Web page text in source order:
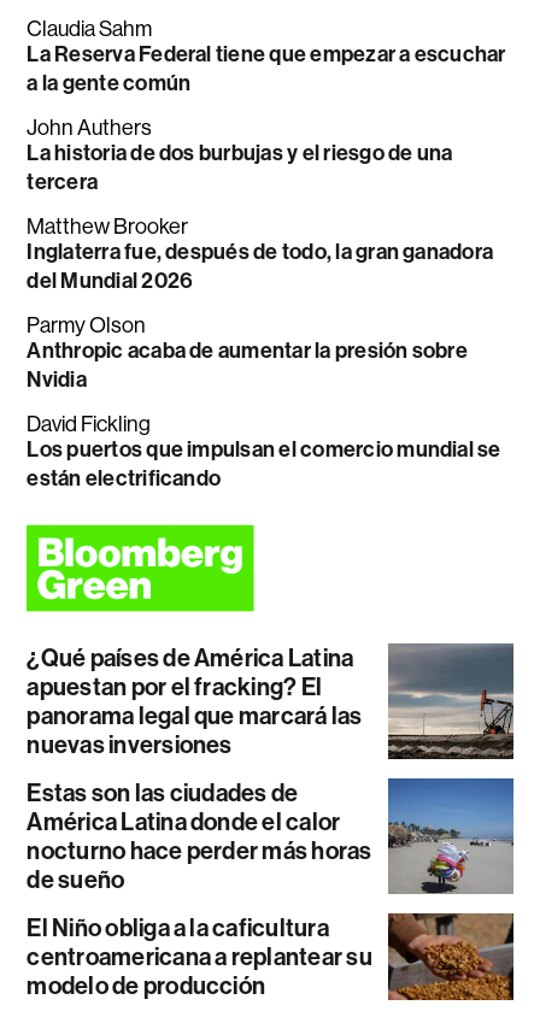
Claudia Sahm
La Reserva Federal tiene que empezar a escuchar
a la gente común
John Authers
La historia de dos burbujas y el riesgo de una
tercera
Matthew Brooker
Inglaterra fue, después de todo, la gran ganadora
del Mundial 2026
Parmy Olson
Anthropic acaba de aumentar la presión sobre
Nvidia
David Fickling
Los puertos que impulsan el comercio mundial se
están electrificando
¿Qué países de América Latina
apuestan por el fracking? El
panorama legal que marcará las
nuevas inversiones
Estas son las ciudades de
América Latina donde el calor
nocturno hace perder más horas
de sueño
El Niño obliga a la caficultura
centroamericana a replantear su
modelo de producción